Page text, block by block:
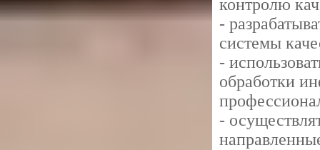
контролю
-
системы
-
обработки
-